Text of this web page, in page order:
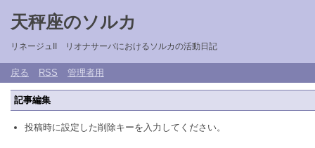
天秤座のソルカ
リネージュII リオナサーバにおけるソルカの活動日記
戻る RSS 管理者用
記事編集
投稿時に設定した削除キーを入力してください。